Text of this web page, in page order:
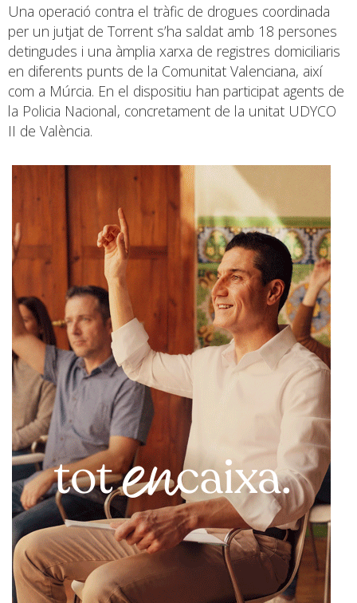
Una operació contra el tràfic de drogues coordinada
per un jutjat de Torrent s’ha saldat amb 18 persones
detingudes i una àmplia xarxa de registres domiciliaris
en diferents punts de la Comunitat Valenciana, així
com a Múrcia. En el dispositiu han participat agents de
la Policia Nacional, concretament de la unitat UDYCO
II de València.